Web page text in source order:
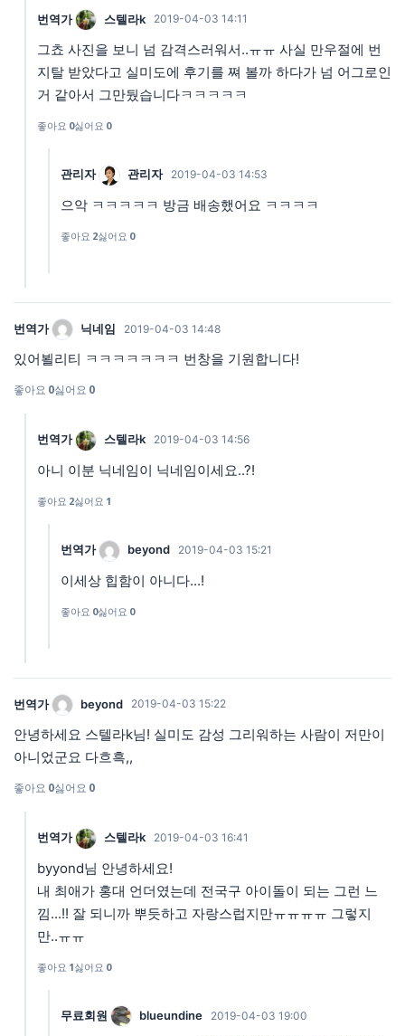
번역가 스텔라k 2019-04-03 14:11
그쵸 사진을 보니 넘 감격스러워서..ㅠㅠ 사실 만우절에 번
지탈 받았다고 실미도에 후기를 쪄 볼까 하다가 넘 어그로인
거 같아서 그만뒀습니다ㅋㅋㅋㅋㅋ
좋아요 0싫어요 0
관리자 관리자 2019-04-03 14:53
으악 ㅋㅋㅋㅋㅋ 방금 배송했어요 ㅋㅋㅋㅋ
좋아요 2싫어요 0
번역가 닉네임 2019-04-03 14:48
있어뵐리티 ㅋㅋㅋㅋㅋㅋㅋ 번창을 기원합니다!
좋아요 0싫어요 0
번역가 스텔라k 2019-04-03 14:56
아니 이분 닉네임이 닉네임이세요..?!
좋아요 2싫어요 1
번역가 beyond 2019-04-03 15:21
이세상 힙함이 아니다...!
좋아요 0싫어요 0
번역가 beyond 2019-04-03 15:22
안녕하세요 스텔라k님! 실미도 감성 그리워하는 사람이 저만이
아니었군요 다흐흑,,
좋아요 0싫어요 0
번역가 스텔라k 2019-04-03 16:41
byyond님 안녕하세요!
내 최애가 홍대 언더였는데 전국구 아이돌이 되는 그런 느
낌...!! 잘 되니까 뿌듯하고 자랑스럽지만ㅠㅠㅠㅠ 그렇지
만..ㅠㅠ
좋아요 1싫어요 0
무료회원 blueundine 2019-04-03 19:00